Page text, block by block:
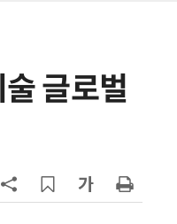
글로벌
도체 클러스터 지정'
에 읽는 '광반도체 BCI